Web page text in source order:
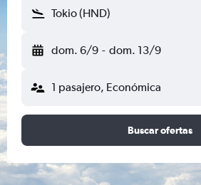
Tokio (HND)
dom. 6/9 - dom. 13/9
1 pasajero, Económica
Buscar ofertas